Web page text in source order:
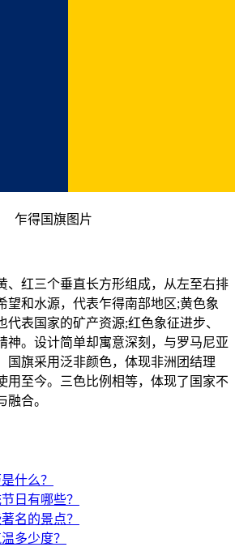
乍得国旗图片
红三个垂直长方形组成，从左至右排
望和水源，代表乍得南部地区;黄色象
代表国家的矿产资源;红色象征进步、
神。设计简单却寓意深刻，与罗马尼亚
国旗采用泛非颜色，体现非洲团结理
用至今。三色比例相等，体现了国家不
融合。
什么？
日有哪些？
名的景点？
多少度？